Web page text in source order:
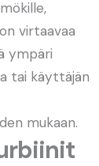
virtaavaa
ympäri
tai käyttäjän
mukaan.